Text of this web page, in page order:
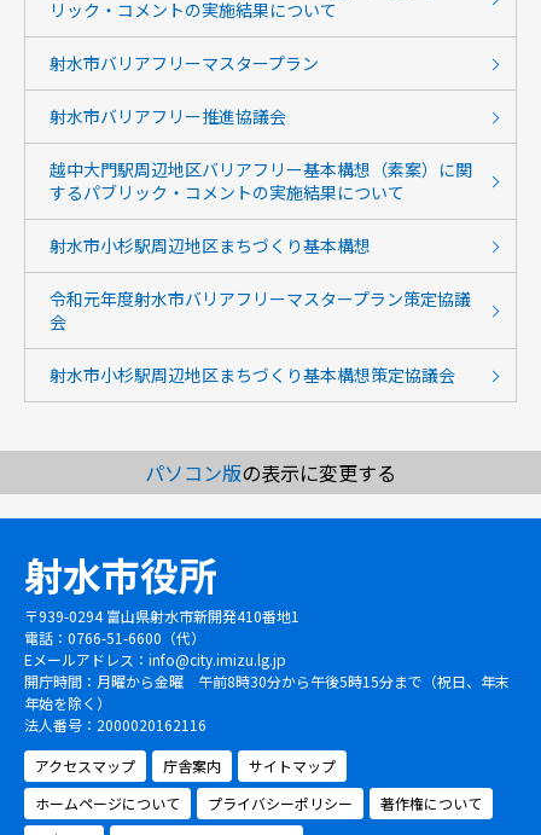
リック・コメントの実施結果について
射水市バリアフリーマスタープラン
射水市バリアフリー推進協議会
越中大門駅周辺地区バリアフリー基本構想（素案）に関
するパブリック・コメントの実施結果について
射水市小杉駅周辺地区まちづくり基本構想
令和元年度射水市バリアフリーマスタープラン策定協議
会
射水市小杉駅周辺地区まちづくり基本構想策定協議会
パソコン版の表示に変更する
射水市役所
〒939-0294 富山県射水市新開発410番地1
電話：0766-51-6600（代）
Eメールアドレス： info@city.imizu.lg.jp
開庁時間：月曜から金曜 午前8時30分から午後5時15分まで（祝日、年末
年始を除く）
法人番号：2000020162116
アクセスマップ
庁舎案内
サイトマップ
ホームページについて
プライバシーポリシー
著作権について